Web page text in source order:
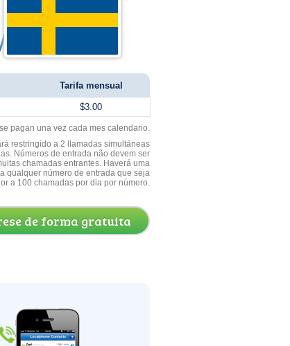
Tarifa mensual
$3.00
pagan una vez cada mes calendario.
restringido a 2 llamadas simultáneas
Números de entrada não devem ser
chamadas entrantes. Haverá uma
qualquer número de entrada que seja
a 100 chamadas por dia por número.
de forma gratuita